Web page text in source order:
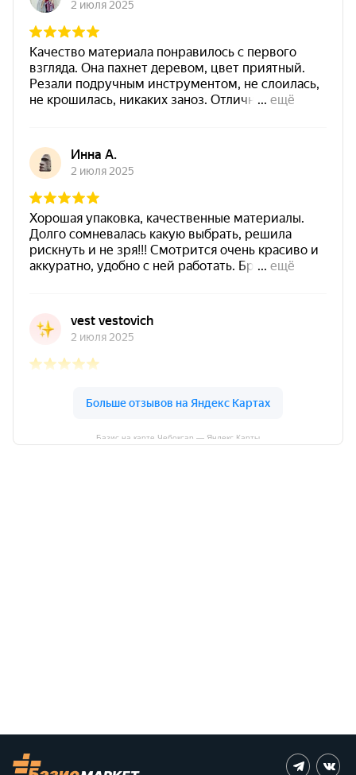
Базис на карте Чебоксар — Яндекс Карты